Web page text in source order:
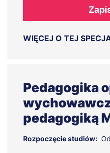
WIĘCEJ O TEJ
Pedagogika
pedagogiką
Rozpoczęcie studiów: